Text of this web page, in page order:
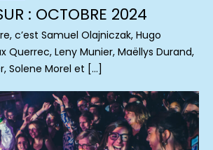
: OCTOBRE 2024
c’est Samuel Olajniczak, Hugo
Querrec, Leny Munier, Maëllys Durand,
Solene Morel et […]